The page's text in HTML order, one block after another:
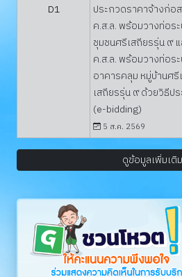
D1
ประกวดราคาจ้างก่อ
ค.ส.ล. พร้อมวางท่อร
ชุมชนศรีเสถียรรุ่น ๙
ค.ส.ล. พร้อมวางท่อร
อาคารคลุม หมู่บ้านศ
เสถียรรุ่น ๙ ด้วยวิธีป
(e-bidding)
5 ส.ค. 2569
ดูข้อมูลเพิ่มเติ